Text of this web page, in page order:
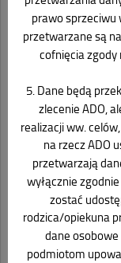
prawo sprzeciwu
przetwarzane są
cofnięcia
5. Dane będą
zlecenie ADO,
realizacji ww.
na rzecz ADO
przetwarzają
wyłącznie
zostać
rodzica/opiekuna
dane
podmiotom